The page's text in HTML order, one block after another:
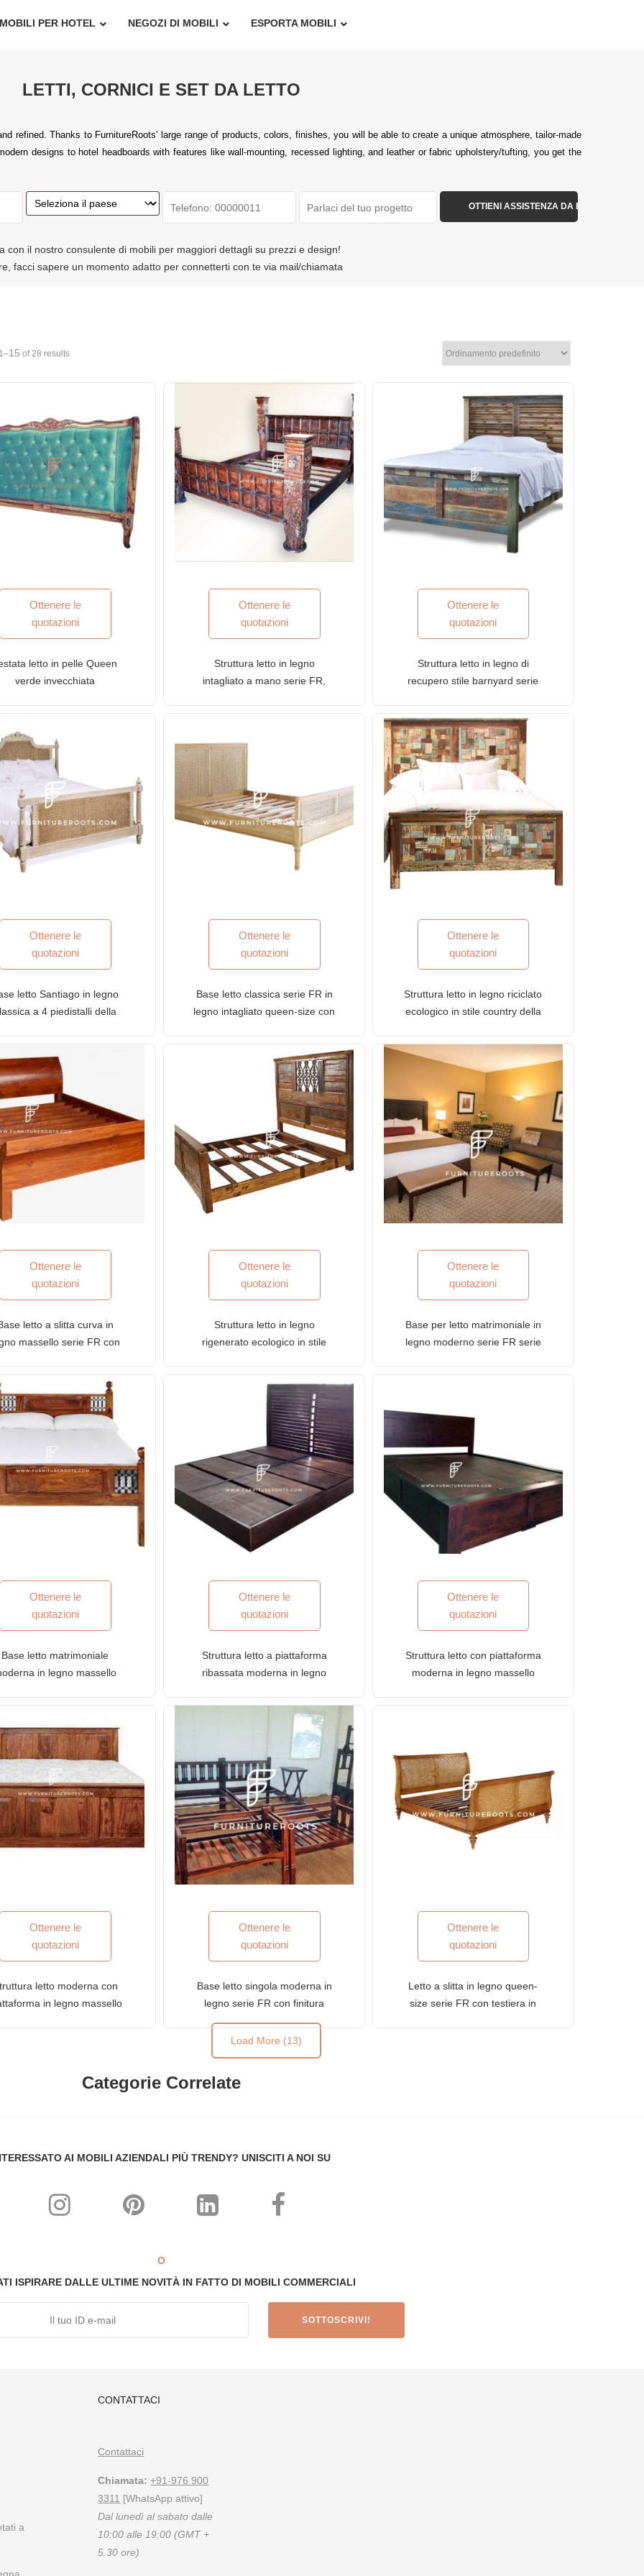
PER HOTEL NEGOZI DI MOBILI ESPORTA MOBILI
LETTI, CORNICI E SET DA LETTO
refined. Thanks to FurnitureRoots’ large range of products, colors, finishes, you will be able to create a unique atmosphere, tailor-made
designs to hotel headboards with features like wall-mounting, recessed lighting, and leather or fabric upholstery/tufting, you get the
con il nostro consulente di mobili per maggiori dettagli su prezzi e design!
facci sapere un momento adatto per connetterti con te via mail/chiamata
15 of 28 results
Ottenere le
quotazioni
letto in pelle Queen
verde invecchiata
Ottenere le
quotazioni
Struttura letto in legno
intagliato a mano serie FR,
Ottenere le
quotazioni
Struttura letto in legno di
recupero stile barnyard serie
Ottenere le
quotazioni
letto Santiago in legno
a 4 piedistalli della
legno naturale
Valutato
5.00
su
5
Ottenere le
quotazioni
Base letto classica serie FR in
legno intagliato queen-size con
Valutato
su
Ottenere le
quotazioni
Struttura letto in legno riciclato
ecologico in stile country della
Ottenere le
quotazioni
letto a slitta curva in
massello serie FR con
Ottenere le
quotazioni
Struttura letto in legno
rigenerato ecologico in stile
Ottenere le
quotazioni
Base per letto matrimoniale in
legno moderno serie FR serie
Ottenere le
quotazioni
Base letto matrimoniale
in legno massello
Valutato
4.00
su 5
Ottenere le
quotazioni
Struttura letto a piattaforma
ribassata moderna in legno
Dark Espresso
Ottenere le
quotazioni
Struttura letto con piattaforma
moderna in legno massello
Ottenere le
quotazioni
letto moderna con
in legno massello
Ottenere le
quotazioni
Base letto singola moderna in
legno serie FR con finitura
Cabernet
Ottenere le
quotazioni
Letto a slitta in legno queen-
size serie FR con testiera in
Load More (13)
Categorie Correlate
AI MOBILI AZIENDALI PIÙ TRENDY? UNISCITI A NOI SU
O
ISPIRARE DALLE ULTIME NOVITÀ IN FATTO DI MOBILI COMMERCIALI
a
CONTATTACI
Contattaci
Chiamata: +91-976 900
3311 [WhatsApp attivo]
Dal lunedì al sabato dalle
10:00 alle 19:00 (GMT +
5.30 ore)